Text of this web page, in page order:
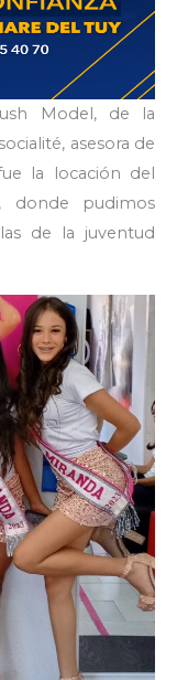
Model, de la
asesora de
la locación del
donde pudimos
de la juventud